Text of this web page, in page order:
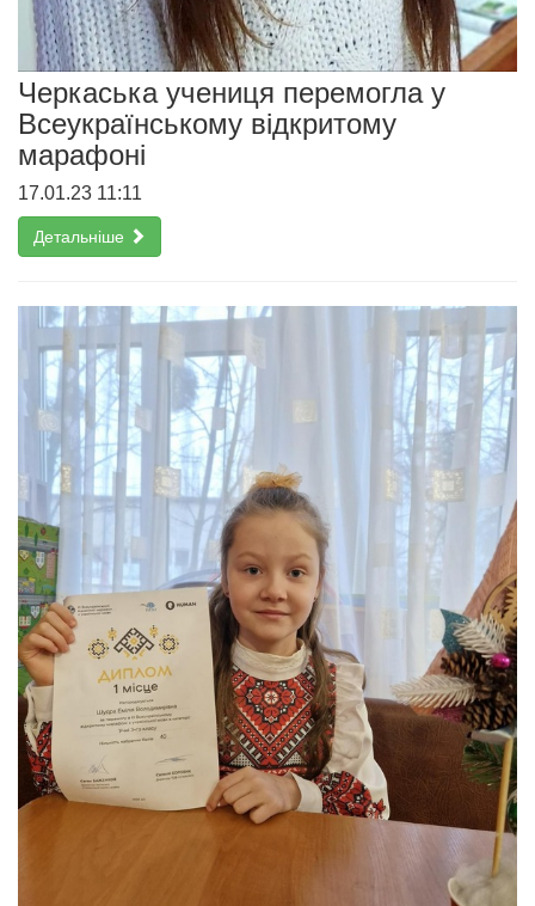
Черкаська учениця перемогла у
Всеукраїнському відкритому
марафоні
17.01.23 11:11
Детальніше